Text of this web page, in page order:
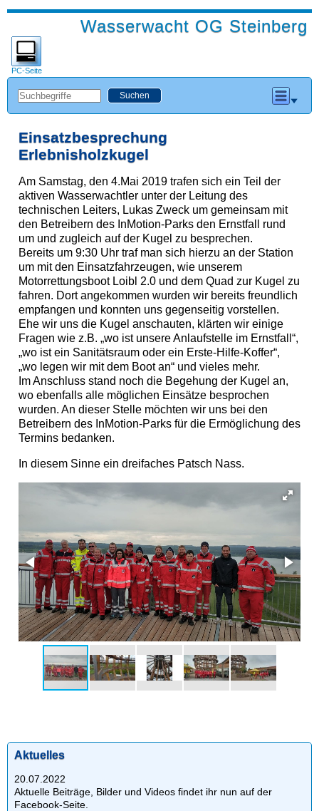
Wasserwacht OG Steinberg
PC-Seite
Einsatzbesprechung
Erlebnisholzkugel
Am Samstag, den 4.Mai 2019 trafen sich ein Teil der
aktiven Wasserwachtler unter der Leitung des
technischen Leiters, Lukas Zweck um gemeinsam mit
den Betreibern des InMotion-Parks den Ernstfall rund
um und zugleich auf der Kugel zu besprechen.
Bereits um 9:30 Uhr traf man sich hierzu an der Station
um mit den Einsatzfahrzeugen, wie unserem
Motorrettungsboot Loibl 2.0 und dem Quad zur Kugel zu
fahren. Dort angekommen wurden wir bereits freundlich
empfangen und konnten uns gegenseitig vorstellen.
Ehe wir uns die Kugel anschauten, klärten wir einige
Fragen wie z.B. „wo ist unsere Anlaufstelle im Ernstfall“,
„wo ist ein Sanitätsraum oder ein Erste-Hilfe-Koffer“,
„wo legen wir mit dem Boot an“ und vieles mehr.
Im Anschluss stand noch die Begehung der Kugel an,
wo ebenfalls alle möglichen Einsätze besprochen
wurden. An dieser Stelle möchten wir uns bei den
Betreibern des InMotion-Parks für die Ermöglichung des
Termins bedanken.
In diesem Sinne ein dreifaches Patsch Nass.
Aktuelles
20.07.2022
Aktuelle Beiträge, Bilder und Videos findet ihr nun auf der
Facebook-Seite.